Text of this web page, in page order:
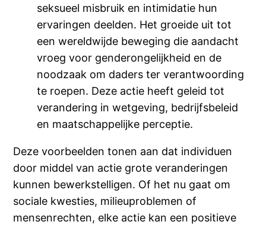
seksueel misbruik en intimidatie hun
ervaringen deelden. Het groeide uit tot
een wereldwijde beweging die aandacht
vroeg voor genderongelijkheid en de
noodzaak om daders ter verantwoording
te roepen. Deze actie heeft geleid tot
verandering in wetgeving, bedrijfsbeleid
en maatschappelijke perceptie.
Deze voorbeelden tonen aan dat individuen
door middel van actie grote veranderingen
kunnen bewerkstelligen. Of het nu gaat om
sociale kwesties, milieuproblemen of
mensenrechten, elke actie kan een positieve